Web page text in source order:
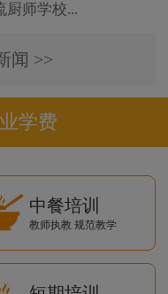
厨师学校...
闻 >>
学费
中餐培训
教师执教 规范教学